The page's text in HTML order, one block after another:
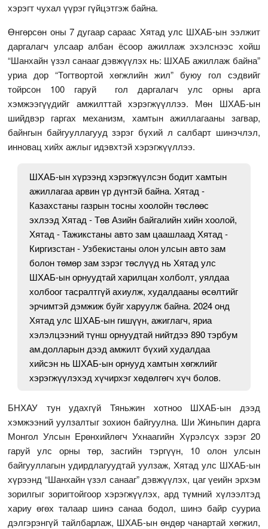
хэрэгт чухал үүрэг гүйцэтгэж байна.
Өнгөрсөн оны 7 дугаар сараас Хятад улс ШХАБ-ын ээлжит
даргалагч улсаар албан ёсоор ажиллаж эхэлснээс хойш
“Шанхайн үзэл санааг дэвжүүлэх нь: ШХАБ ажиллаж байна”
уриа дор “Тогтвортой хөгжлийн жил” буюу гол сэдвийг
тойрсон 100 гаруй гол даргалагч улс орны арга
хэмжээгүүдийг амжилттай хэрэгжүүллээ. Мөн ШХАБ-ын
шийдвэр гаргах механизм, хамтын ажиллагааны загвар,
байнгын байгууллагууд зэрэг бүхий л салбарт шинэчлэл,
инновац хийх ажлыг идэвхтэй хэрэгжүүллээ.
ШХАБ-ын хүрээнд хэрэгжүүлсэн бодит хамтын
ажиллагаа арвин үр дүнтэй байна. Хятад -
Казахстаны газрын тосны хоолойн төслөөс
эхлээд Хятад - Төв Азийн байгалийн хийн хоолой,
Хятад - Тажикстаны авто зам цаашлаад Хятад -
Киргизстан - Узбекистаны олон улсын авто зам
болон төмөр зам зэрэг төслүүд нь Хятад улс
ШХАБ-ын орнуудтай харилцан холболт, уялдаа
холбоог тасралтгүй ахиулж, худалдааны өсөлтийг
эрчимтэй дэмжиж буйг харуулж байна. 2024 онд
Хятад улс ШХАБ-ын гишүүн, ажиглагч, яриа
хэлэлцээний түнш орнуудтай нийтдээ 890 тэрбум
ам.долларын дээд амжилт бүхий худалдаа
хийсэн нь ШХАБ-ын орнууд хамтын хөгжлийг
хэрэгжүүлэхэд хүчирхэг хөдөлгөгч хүч болов.
БНХАУ тун удахгүй Тяньжин хотноо ШХАБ-ын дээд
хэмжээний уулзалтыг зохион байгуулна. Ши Жиньпин дарга
Монгол Улсын Ерөнхийлөгч Ухнаагийн Хүрэлсүх зэрэг 20
гаруй улс орны төр, засгийн тэргүүн, 10 олон улсын
байгууллагын удирдлагуудтай уулзаж, Хятад улс ШХАБ-ын
хүрээнд “Шанхайн үзэл санааг” дэвжүүлэх, цаг үеийн эрхэм
зорилгыг зоригтойгоор хэрэгжүүлэх, ард түмний хүлээлтэд
хариу өгөх талаар шинэ санаа бодол, шинэ байр сууриа
дэлгэрэнгүй тайлбарлаж, ШХАБ-ын өндөр чанартай хөгжил,